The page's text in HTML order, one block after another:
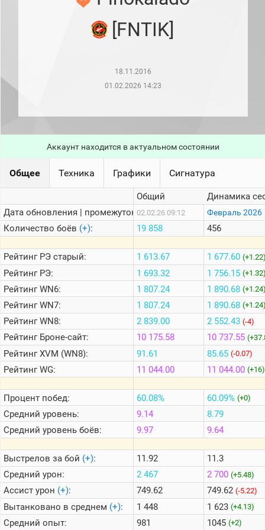
игроков
Статистика
стримеров
Информация
Онлайн
Цветовая
шкала
Теlegram
ВК
Портал
Мира
Танков
[FNTIK]
18.11.2016
01.02.2026 14:23
Аккаунт находится в актуальном состоянии
Общее Техника Графики Сигнатура
Дата обновления | промежуток:
Количество боёв (+):
РейтингРЭ старый:
РейтингРЭ:
РейтингWN6:
РейтингWN7:
РейтингWN8:
РейтингБроне-сайт:
РейтингXVM (WN8):
РейтингWG:
Процент побед:
Средний уровень:
Средний уровень боёв:
Выстрелов за бой (+):
Средний урон:
Ассист урон (+):
Вытанковано в среднем (+):
Средний опыт:
Общий
02.02.26 09:12
19 858
1 613.67
1 693.32
1 807.24
1 807.24
2 839.00
10 175.58
91.61
11 044.00
60.08%
9.14
9.97
11.92
2 467
749.62
1 448
981
Динамика
Февраль 2026
456
1 677.60
1 756.15
1 890.68
1 890.68
2 552.43 (-4)
10 737.55
85.65 (-0.07)
11 044.00 (+16)
60.09% (+0)
8.79
9.64
11.3
2 700 (+5.48)
749.62 (-5.22)
1 623 (+4.13)
1045 (+2)